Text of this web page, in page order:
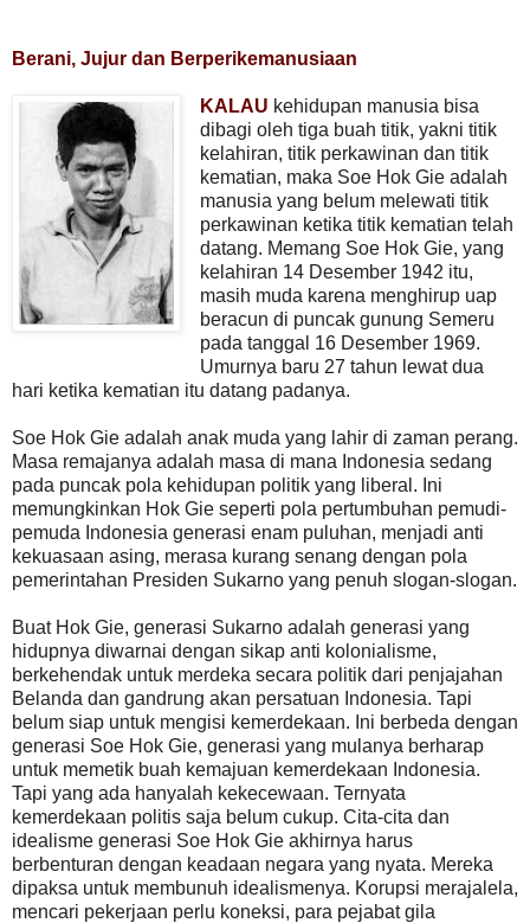
Berani, Jujur dan Berperikemanusiaan
KALAU kehidupan manusia bisa
dibagi oleh tiga buah titik, yakni titik
kelahiran, titik perkawinan dan titik
kematian, maka Soe Hok Gie adalah
manusia yang belum melewati titik
perkawinan ketika titik kematian telah
datang. Memang Soe Hok Gie, yang
kelahiran 14 Desember 1942 itu,
masih muda karena menghirup uap
beracun di puncak gunung Semeru
pada tanggal 16 Desember 1969.
Umurnya baru 27 tahun lewat dua
hari ketika kematian itu datang padanya.
Soe Hok Gie adalah anak muda yang lahir di zaman perang.
Masa remajanya adalah masa di mana Indonesia sedang
pada puncak pola kehidupan politik yang liberal. Ini
memungkinkan Hok Gie seperti pola pertumbuhan pemudi-
pemuda Indonesia generasi enam puluhan, menjadi anti
kekuasaan asing, merasa kurang senang dengan pola
pemerintahan Presiden Sukarno yang penuh slogan-slogan.
Buat Hok Gie, generasi Sukarno adalah generasi yang
hidupnya diwarnai dengan sikap anti kolonialisme,
berkehendak untuk merdeka secara politik dari penjajahan
Belanda dan gandrung akan persatuan Indonesia. Tapi
belum siap untuk mengisi kemerdekaan. Ini berbeda dengan
generasi Soe Hok Gie, generasi yang mulanya berharap
untuk memetik buah kemajuan kemerdekaan Indonesia.
Tapi yang ada hanyalah kekecewaan. Ternyata
kemerdekaan politis saja belum cukup. Cita-cita dan
idealisme generasi Soe Hok Gie akhirnya harus
berbenturan dengan keadaan negara yang nyata. Mereka
dipaksa untuk membunuh idealismenya. Korupsi merajalela,
mencari pekerjaan perlu koneksi, para pejabat gila